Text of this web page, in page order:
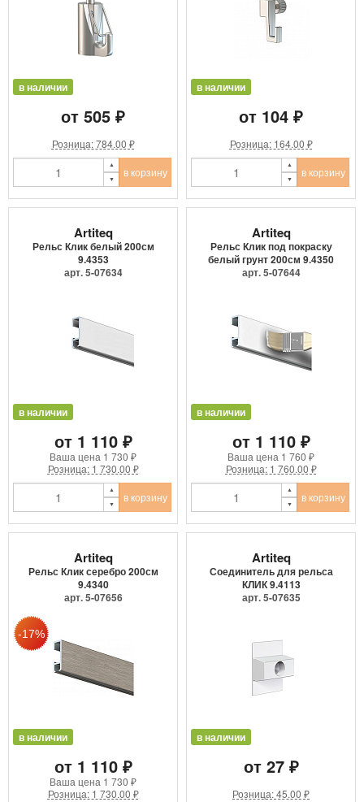
в наличии
от 505 ₽
Розница: 784.00 ₽
в корзину
в наличии
от 104 ₽
Розница: 164.00 ₽
в корзину
Artiteq
Рельс Клик белый 200см
9.4353
арт. 5-07634
в наличии
от 1 110 ₽
Ваша цена 1 730 ₽
Розница: 1 730.00 ₽
в корзину
Artiteq
Рельс Клик под покраску
белый грунт 200см 9.4350
арт. 5-07644
в наличии
от 1 110 ₽
Ваша цена 1 760 ₽
Розница: 1 760.00 ₽
в корзину
Artiteq
Рельс Клик серебро 200см
9.4340
арт. 5-07656
в наличии
от 1 110 ₽
Ваша цена 1 730 ₽
Розница: 1 730.00 ₽
Artiteq
Соединитель для рельса
КЛИК 9.4113
арт. 5-07635
в наличии
от 27 ₽
Розница: 45.00 ₽